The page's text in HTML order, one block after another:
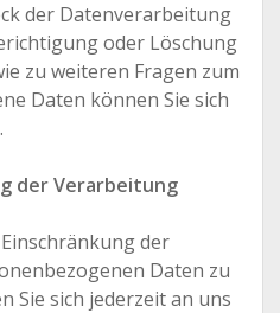
der Datenverarbeitung
oder Löschung
zu weiteren Fragen zum
Daten können Sie sich
der Verarbeitung
der
Daten zu
Sie sich jederzeit an uns